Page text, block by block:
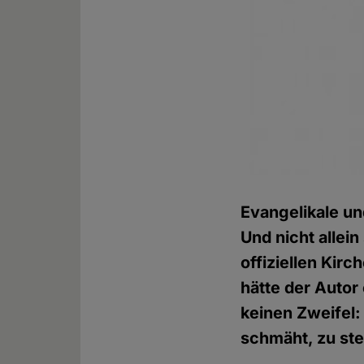
Evangelikale
Und nicht
offiziellen
hätte der Autor
keinen Zweifel:
schmäht, zu